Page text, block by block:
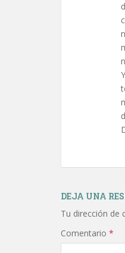
DEJA UNA
Tu dirección de
Comentario *